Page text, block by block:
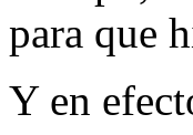
para que
Y en